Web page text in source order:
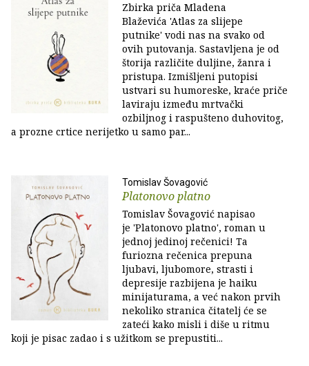
Zbirka priča Mladena
Blaževića 'Atlas za slijepe
putnike' vodi nas na svako od
ovih putovanja. Sastavljena je od
štorija različite duljine, žanra i
pristupa. Izmišljeni putopisi
ustvari su humoreske, kraće priče
laviraju između mrtvački
ozbiljnog i raspušteno duhovitog,
a prozne crtice nerijetko u samo par...
Tomislav Šovagović
Platonovo platno
Tomislav Šovagović napisao
je 'Platonovo platno', roman u
jednoj jedinoj rečenici! Ta
furiozna rečenica prepuna
ljubavi, ljubomore, strasti i
depresije razbijena je haiku
minijaturama, a već nakon prvih
nekoliko stranica čitatelj će se
zateći kako misli i diše u ritmu
koji je pisac zadao i s užitkom se prepustiti...